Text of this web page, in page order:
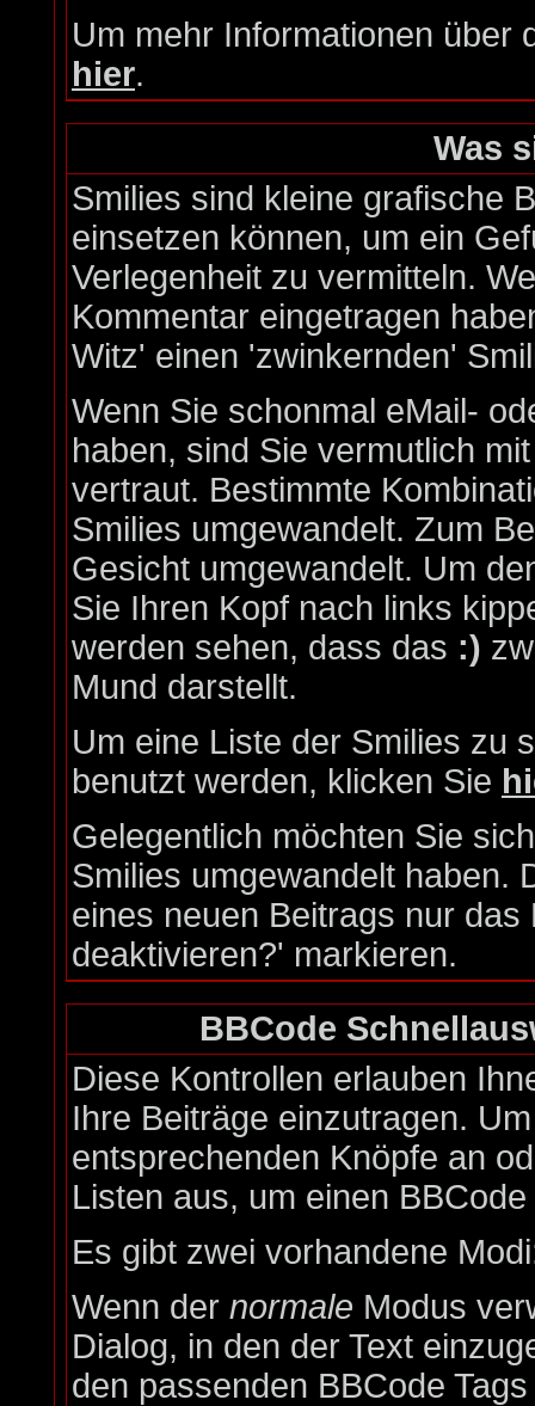
Um mehr Informationen über
hier.
Was
Smilies sind kleine grafische
einsetzen können, um ein
Verlegenheit zu vermitteln.
Kommentar eingetragen
Witz' einen 'zwinkernden'
Wenn Sie schonmal eMail-
haben, sind Sie vermutlich
vertraut. Bestimmte
Smilies umgewandelt. Zum
Gesicht umgewandelt. Um
Sie Ihren Kopf nach links
werden sehen, dass das :)
Mund darstellt.
Um eine Liste der Smilies zu
benutzt werden, klicken Sie
Gelegentlich möchten Sie
Smilies umgewandelt haben.
eines neuen Beitrags nur
deaktivieren?' markieren.
BBCode
Diese Kontrollen erlauben
Ihre Beiträge einzutragen.
entsprechenden Knöpfe an
Listen aus, um einen
Es gibt zwei vorhandene
Wenn der normale Modus
Dialog, in den der Text
den passenden BBCode